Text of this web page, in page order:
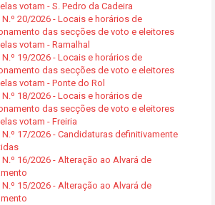
votam - S. Pedro da Cadeira
N.º 20/2026 - Locais e horários de
das secções de voto e eleitores
votam - Ramalhal
N.º 19/2026 - Locais e horários de
das secções de voto e eleitores
votam - Ponte do Rol
N.º 18/2026 - Locais e horários de
das secções de voto e eleitores
votam - Freiria
N.º 17/2026 - Candidaturas definitivamente
N.º 16/2026 - Alteração ao Alvará de
N.º 15/2026 - Alteração ao Alvará de